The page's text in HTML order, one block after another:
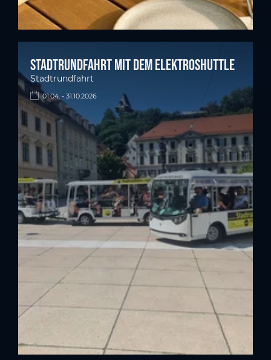
Stadtrundfahrt mit dem Elektroshuttle
Stadtrundfahrt
01.04. - 31.10.2026